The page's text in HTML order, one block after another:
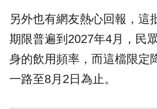
另外也有網友熱心回報，這
期限普遍到2027年4月，民
身的飲用頻率，而這檔限定
一路至8月2日為止。